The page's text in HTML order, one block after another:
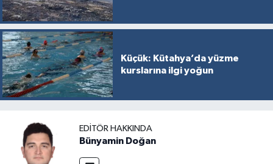
Küçük: Kütahya’da yüzme
kurslarına ilgi yoğun
EDITÖR HAKKINDA
Bünyamin Doğan